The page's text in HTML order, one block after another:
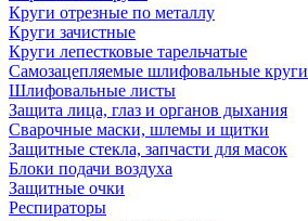
Круги отрезные по металлу
Круги зачистные
Круги лепестковые тарельчатые
Самозацепляемые шлифовальные круги
Шлифовальные листы
Защита лица, глаз и органов дыхания
Сварочные маски, шлемы и щитки
Защитные стекла, запчасти для масок
Блоки подачи воздуха
Защитные очки
Респираторы